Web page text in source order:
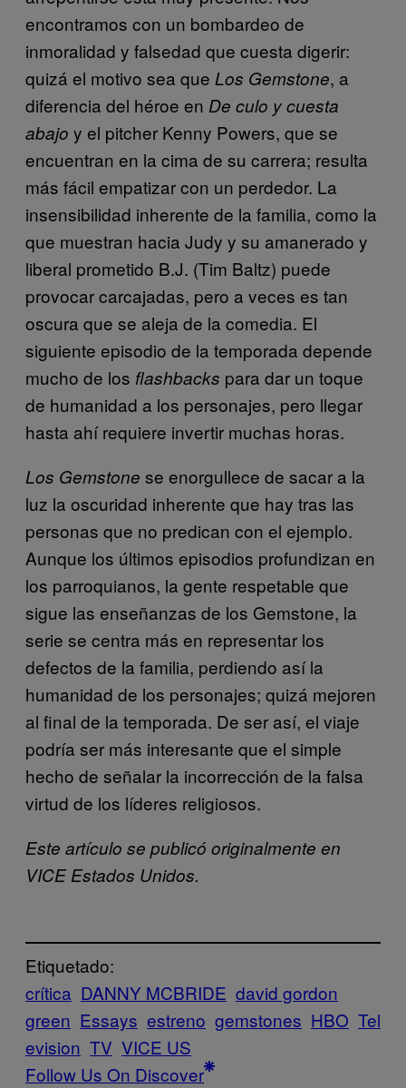
encontramos con un bombardeo de
inmoralidad y falsedad que cuesta digerir:
quizá el motivo sea que Los Gemstone, a
diferencia del héroe en De culo y cuesta
abajo y el pitcher Kenny Powers, que se
encuentran en la cima de su carrera; resulta
más fácil empatizar con un perdedor. La
insensibilidad inherente de la familia, como la
que muestran hacia Judy y su amanerado y
liberal prometido B.J. (Tim Baltz) puede
provocar carcajadas, pero a veces es tan
oscura que se aleja de la comedia. El
siguiente episodio de la temporada depende
mucho de los flashbacks para dar un toque
de humanidad a los personajes, pero llegar
hasta ahí requiere invertir muchas horas.
Los Gemstone se enorgullece de sacar a la
luz la oscuridad inherente que hay tras las
personas que no predican con el ejemplo.
Aunque los últimos episodios profundizan en
los parroquianos, la gente respetable que
sigue las enseñanzas de los Gemstone, la
serie se centra más en representar los
defectos de la familia, perdiendo así la
humanidad de los personajes; quizá mejoren
al final de la temporada. De ser así, el viaje
podría ser más interesante que el simple
hecho de señalar la incorrección de la falsa
virtud de los líderes religiosos.
Este artículo se publicó originalmente en
VICE Estados Unidos.
Etiquetado:
crítica DANNY MCBRIDE david gordon
green Essays estreno gemstones HBO Tel
evision TV VICE US
Follow Us On Discover